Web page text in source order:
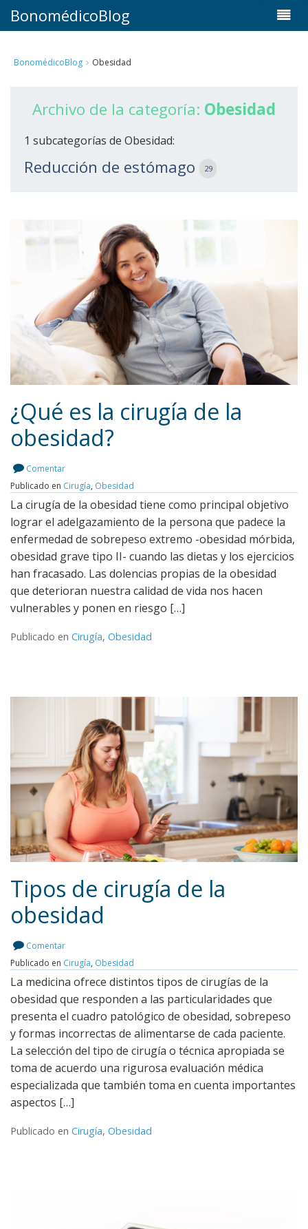
BonomédicoBlog
BonomédicoBlog Obesidad
Archivo de la categoría: Obesidad
1 subcategorías de Obesidad:
Reducción de estómago 29
¿Qué es la cirugía de la
obesidad?
Comentar
Publicado en Cirugía, Obesidad
La cirugía de la obesidad tiene como principal objetivo
lograr el adelgazamiento de la persona que padece la
enfermedad de sobrepeso extremo -obesidad mórbida,
obesidad grave tipo II- cuando las dietas y los ejercicios
han fracasado. Las dolencias propias de la obesidad
que deterioran nuestra calidad de vida nos hacen
vulnerables y ponen en riesgo […]
Publicado en Cirugía, Obesidad
Tipos de cirugía de la
obesidad
Comentar
Publicado en Cirugía, Obesidad
La medicina ofrece distintos tipos de cirugías de la
obesidad que responden a las particularidades que
presenta el cuadro patológico de obesidad, sobrepeso
y formas incorrectas de alimentarse de cada paciente.
La selección del tipo de cirugía o técnica apropiada se
toma de acuerdo una rigurosa evaluación médica
especializada que también toma en cuenta importantes
aspectos […]
Publicado en Cirugía, Obesidad